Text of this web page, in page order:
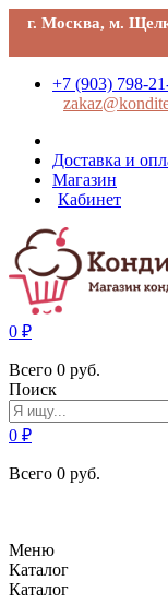
г. Москва, м.
+7 (903) 798-
Доставка и
Магазин
Кабинет
0 ₽
Всего 0 руб.
Поиск
0 ₽
Всего 0 руб.
Меню
Каталог
Каталог